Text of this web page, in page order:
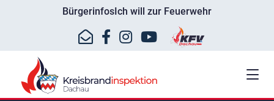
BürgerinfosIch will zur Feuerwehr